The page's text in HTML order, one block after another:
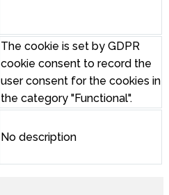
The cookie is set by GDPR
cookie consent to record the
user consent for the cookies in
the category "Functional".
No description